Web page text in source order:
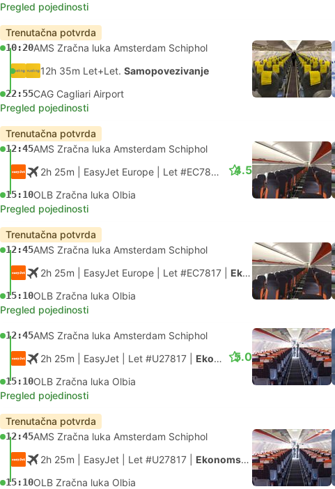
Pregled pojedinosti
Trenutačna potvrda
10:20AMS Zračna luka Amsterdam Schiphol
12h 35m Let+Let. Samopovezivanje
22:55CAG Cagliari Airport
Pregled pojedinosti
Trenutačna potvrda
12:45AMS Zračna luka Amsterdam Schiphol
2h 25m | EasyJet Europe Let #EC7817 |Ekonomska klasa
15:10OLB Zračna luka Olbia
4.5
Pregled pojedinosti
Trenutačna potvrda
12:45AMS Zračna luka Amsterdam Schiphol
2h 25m | EasyJet Europe Let #EC7817 Ekonomska klasa
15:10OLB Zračna luka Olbia
Pregled pojedinosti
12:45AMS Zračna luka Amsterdam Schiphol
2h 25m | EasyJet Let #U27817 Ekonomska klasa
15:10OLB Zračna luka Olbia
5.0
Pregled pojedinosti
Trenutačna potvrda
12:45AMS Zračna luka Amsterdam Schiphol
2h 25m | EasyJet Let #U27817 Ekonomska klasa
15:10OLB Zračna luka Olbia